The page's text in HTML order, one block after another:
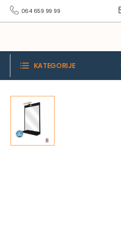
064 659 99 99
KATEGORIJE